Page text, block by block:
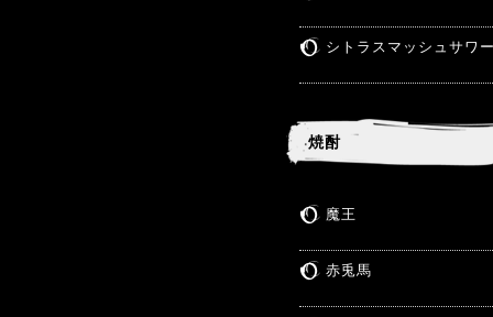
シトラスマッシュサワ
焼酎
魔王
赤兎馬